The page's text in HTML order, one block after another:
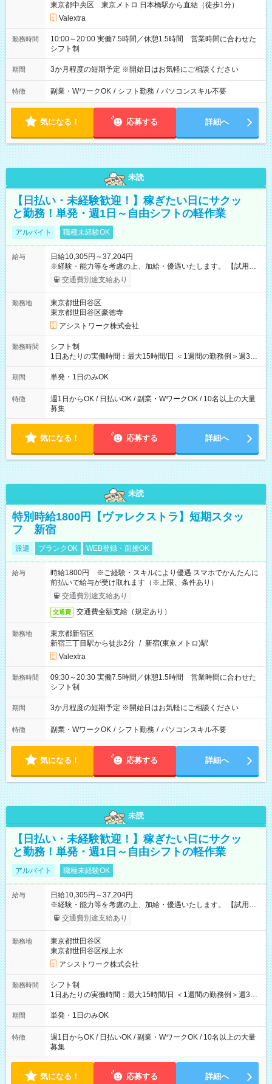
東京都中央区 東京メトロ 日本橋駅から直結（徒歩1分）
Valextra
勤務時間
10:00～20:00 実働7.5時間／休憩1.5時間 営業時間に合わせた
シフト制
期間 3か月程度の短期予定 ※開始日はお気軽にご相談ください
特徴 副業・WワークOK / シフト勤務 / パソコンスキル不要
気になる！ 応募する 詳細へ
未読
【日払い・未経験歓迎！】稼ぎたい日にサクッ
と勤務！単発・週1日～自由シフトの軽作業
アルバイト 職種未経験OK
給与
日給10,305円～37,204円
※経験・能力等を考慮の上、加給・優遇いたします。 【試用期
間】試用期間なし
交通費別途支給あり
勤務地
東京都世田谷区
東京都世田谷区豪徳寺
アシストワーク株式会社
勤務時間
シフト制
1日あたりの実働時間：最大15時間/日 ＜1週間の勤務例＞週3回
勤務 勤務：月・水・金 休み：火・木・土・日 好きな時にお仕事
可能です！ ※1日あたりの最大実働時間は日勤、夜勤共に勤務し
期間 単発・1日のみOK
特徴
週1日からOK / 日払いOK / 副業・WワークOK / 10名以上の大量
募集
気になる！ 応募する 詳細へ
未読
特別時給1800円【ヴァレクストラ】短期スタッ
フ 新宿
派遣 ブランクOK WEB登録・面接OK
給与
時給1800円 ※ご経験・スキルにより優遇 スマホでかんたんに
前払いで給与が受け取れます（※上限、条件あり）
交通費別途支給あり
交通費 交通費全額支給（規定あり）
勤務地
東京都新宿区
新宿三丁目駅から徒歩2分 / 新宿(東京メトロ)駅
Valextra
勤務時間
09:30～20:30 実働7.5時間／休憩1.5時間 営業時間に合わせた
シフト制
期間 3か月程度の短期予定 ※開始日はお気軽にご相談ください
特徴 副業・WワークOK / シフト勤務 / パソコンスキル不要
気になる！ 応募する 詳細へ
未読
【日払い・未経験歓迎！】稼ぎたい日にサクッ
と勤務！単発・週1日～自由シフトの軽作業
アルバイト 職種未経験OK
給与
日給10,305円～37,204円
※経験・能力等を考慮の上、加給・優遇いたします。 【試用期
間】試用期間なし
交通費別途支給あり
勤務地
東京都世田谷区
東京都世田谷区桜上水
アシストワーク株式会社
勤務時間
シフト制
1日あたりの実働時間：最大15時間/日 ＜1週間の勤務例＞週3回
勤務 勤務：月・水・金 休み：火・木・土・日 好きな時にお仕事
可能です！ ※1日あたりの最大実働時間は日勤、夜勤共に勤務し
期間 単発・1日のみOK
特徴
週1日からOK / 日払いOK / 副業・WワークOK / 10名以上の大量
募集
気になる！ 応募する 詳細へ